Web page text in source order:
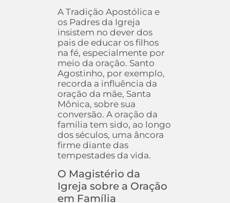
A Tradição Apostólica e
os Padres da Igreja
insistem no dever dos
pais de educar os filhos
na fé, especialmente por
meio da oração. Santo
Agostinho, por exemplo,
recorda a influência da
oração da mãe, Santa
Mônica, sobre sua
conversão. A oração da
família tem sido, ao longo
dos séculos, uma âncora
firme diante das
tempestades da vida.
O Magistério da
Igreja sobre a Oração
em Família